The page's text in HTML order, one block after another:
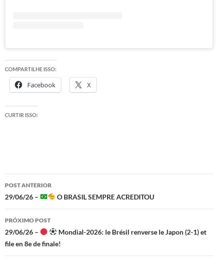
COMPARTILHE ISSO:
Facebook X
CURTIR ISSO:
Navegação
de
posts
POST ANTERIOR
29/06/26 – O BRASIL SEMPRE ACREDITOU
PRÓXIMO POST
29/06/26 –
Mondial-2026: le Brésil renverse le Japon (2-1) et
file en 8e de finale!